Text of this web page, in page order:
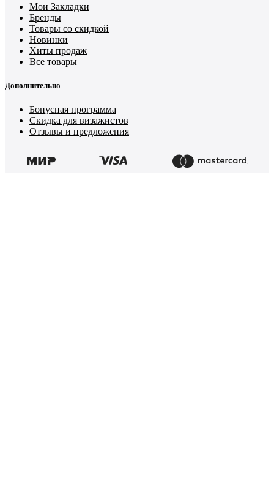
Мои Закладки
Бренды
Товары со скидкой
Новинки
Хиты продаж
Все товары
Дополнительно
Бонусная программа
Скидка для визажистов
Отзывы и предложения